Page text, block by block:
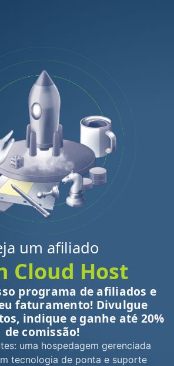
um afiliado
Cloud Host
programa de afiliados e
faturamento! Divulgue
indique e ganhe até 20%
de comissão!
uma hospedagem gerenciada
tecnologia de ponta e suporte